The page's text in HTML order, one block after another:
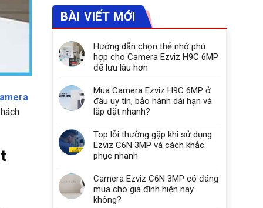
BÀI VIẾT MỚI
Hướng dẫn chọn thẻ nhớ phù
hợp cho Camera Ezviz H9C 6MP
để lưu lâu hơn
Mua Camera Ezviz H9C 6MP ở
đâu uy tín, bảo hành dài hạn và
lắp đặt nhanh?
Top lỗi thường gặp khi sử dụng
Ezviz C6N 3MP và cách khắc
phục nhanh
Camera Ezviz C6N 3MP có đáng
mua cho gia đình hiện nay
không?